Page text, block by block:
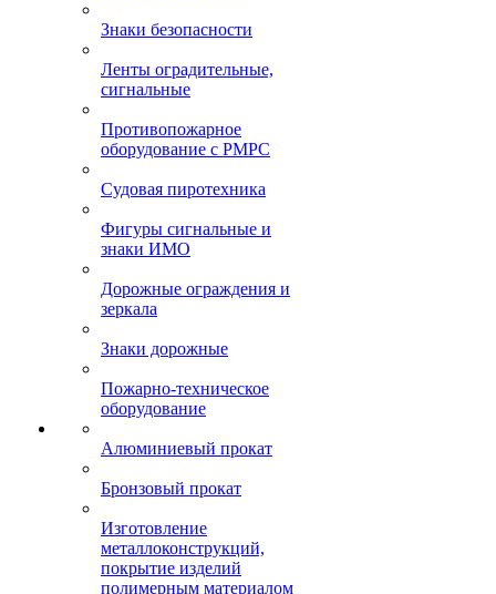
Знаки безопасности
Ленты оградительные,
сигнальные
Противопожарное
оборудование с РМРС
Судовая пиротехника
Фигуры сигнальные и
знаки ИМО
Дорожные ограждения и
зеркала
Знаки дорожные
Пожарно-техническое
оборудование
Алюминиевый прокат
Бронзовый прокат
Изготовление
металлоконструкций,
покрытие изделий
полимерным материалом